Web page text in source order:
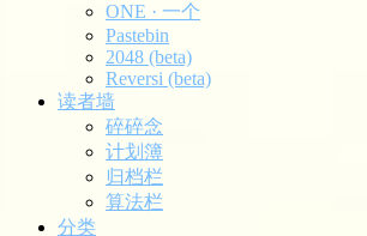
ONE · 一个
Pastebin
2048 (beta)
Reversi (beta)
读者墙
碎碎念
计划簿
归档栏
算法栏
分类